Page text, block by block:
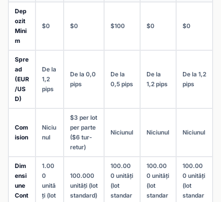
Dep
ozit
Mini
m
$0 $0 $100 $0 $0
Spre
ad
(EUR
/US
D)
De la
1,2
pips
De la 0,0
pips
De la
0,5 pips
De la
1,2 pips
De la 1,2
pips
Com
ision
Niciu
nul
$3 per lot
per parte
($6 tur-
retur)
Niciunul Niciunul Niciunul
Dim
ensi
une
Cont
1.00
0
unită
ți (lot
100.000
unități (lot
standard)
100.00
0 unități
(lot
standar
100.00
0 unități
(lot
standar
100.00
0 unități
(lot
standar